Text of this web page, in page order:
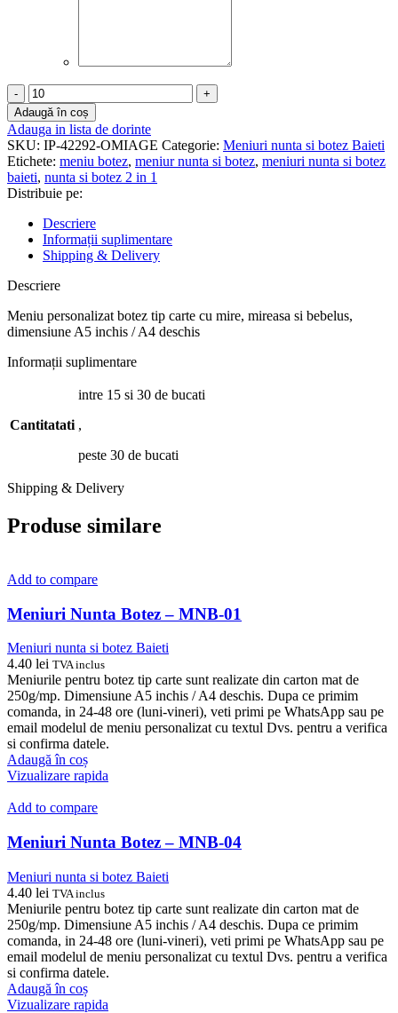
Cantitate
Meniuri
Nunta
Botez
-
MNB-
11
Adaugă în coș
Adauga in lista de dorinte
SKU: IP-42292-OMIAGE Categorie: Meniuri nunta si botez Baieti
Etichete: meniu botez, meniur nunta si botez, meniuri nunta si botez
baieti, nunta si botez 2 in 1
Distribuie pe:
Descriere
Informații suplimentare
Shipping & Delivery
Descriere
Meniu personalizat botez tip carte cu mire, mireasa si bebelus,
dimensiune A5 inchis / A4 deschis
Informații suplimentare
Cantitatati
intre 15 si 30 de bucati
,
peste 30 de bucati
Shipping & Delivery
Produse similare
Add to compare
Meniuri Nunta Botez – MNB-01
Meniuri nunta si botez Baieti
4.40 lei TVA inclus
Meniurile pentru botez tip carte sunt realizate din carton mat de
250g/mp. Dimensiune A5 inchis / A4 deschis. Dupa ce primim
comanda, in 24-48 ore (luni-vineri), veti primi pe WhatsApp sau pe
email modelul de meniu personalizat cu textul Dvs. pentru a verifica
si confirma datele.
Adaugă în coș
Vizualizare rapida
Add to compare
Meniuri Nunta Botez – MNB-04
Meniuri nunta si botez Baieti
4.40 lei TVA inclus
Meniurile pentru botez tip carte sunt realizate din carton mat de
250g/mp. Dimensiune A5 inchis / A4 deschis. Dupa ce primim
comanda, in 24-48 ore (luni-vineri), veti primi pe WhatsApp sau pe
email modelul de meniu personalizat cu textul Dvs. pentru a verifica
si confirma datele.
Adaugă în coș
Vizualizare rapida